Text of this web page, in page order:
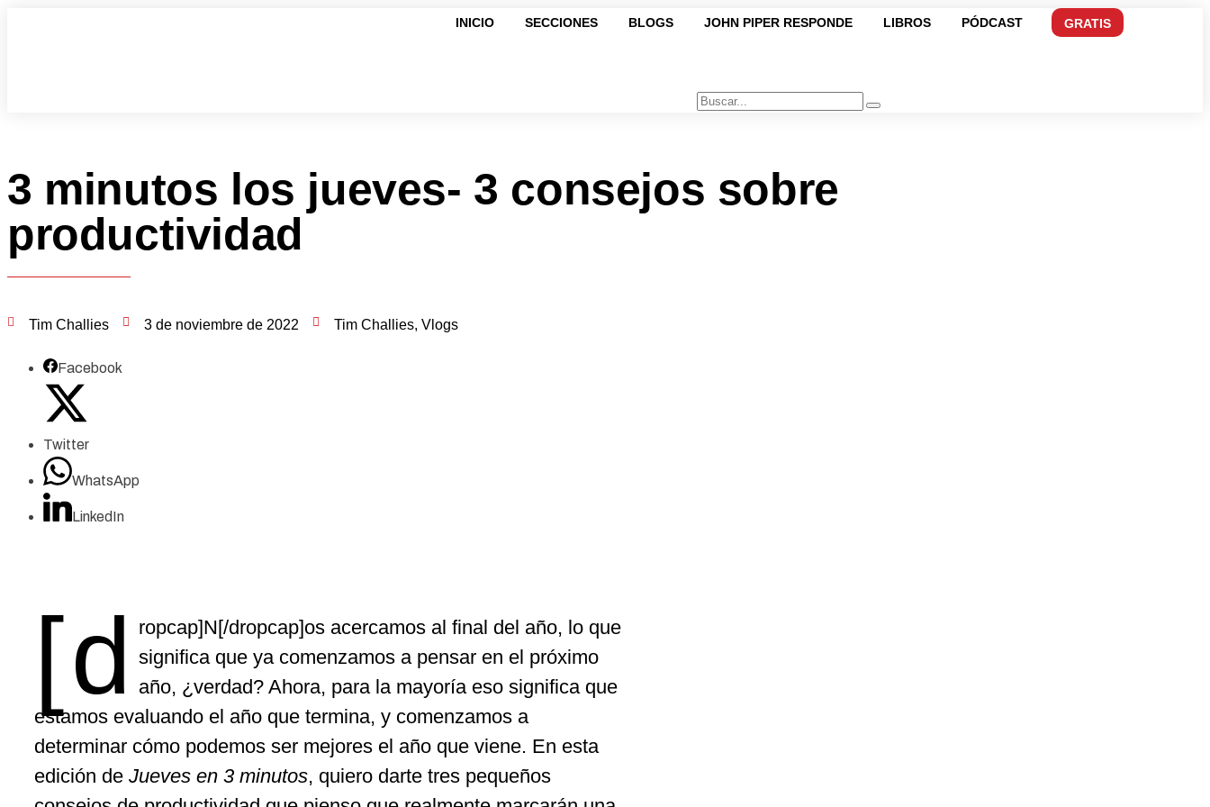
INICIO SECCIONES BLOGS JOHN PIPER RESPONDE LIBROS PÓDCAST GRATIS
3 minutos los jueves- 3 consejos sobre
productividad
Tim Challies 3 de noviembre de 2022 Tim Challies, Vlogs
Facebook
Twitter
WhatsApp
LinkedIn
[d
ropcap]N[/dropcap]os acercamos al final del año, lo que
significa que ya comenzamos a pensar en el próximo
año, ¿verdad? Ahora, para la mayoría eso significa que
estamos evaluando el año que termina, y comenzamos a
determinar cómo podemos ser mejores el año que viene. En esta
edición de Jueves en 3 minutos, quiero darte tres pequeños